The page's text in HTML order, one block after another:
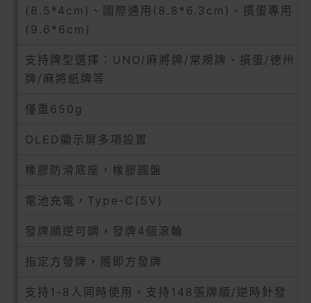
(8.5*4cm)、國際通用(8.8*6.3cm)、摜蛋專用
(9.6*6cm)
支持牌型選擇：UNO/麻將牌/常規牌、損蛋/德州
牌/麻將紙牌等
僅重650g
OLED顯示屏多項設置
橡膠防滑底座，橡膠圓盤
電池充電，Type-C(5V)
發牌順逆可調，發牌4個滾輪
指定方發牌，隨即方發牌
支持1-8人同時使用，支持148張牌順/逆時針發